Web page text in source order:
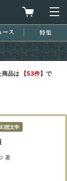
買物カゴを
ニュース
品は 【53件】で
幻想文学
著